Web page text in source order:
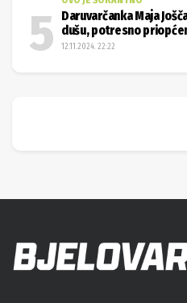
Daruvarčanka Maja
dušu, potresno
12.11.2024. 22:22